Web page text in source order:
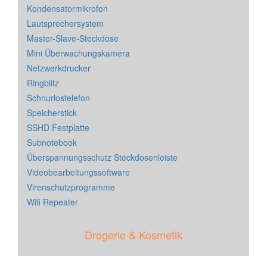
Kondensatormikrofon
Lautsprechersystem
Master-Slave-Steckdose
Mini Überwachungskamera
Netzwerkdrucker
Ringblitz
Schnurlostelefon
Speicherstick
SSHD Festplatte
Subnotebook
Überspannungsschutz Steckdosenleiste
Videobearbeitungssoftware
Virenschutzprogramme
Wifi Repeater
Drogerie & Kosmetik